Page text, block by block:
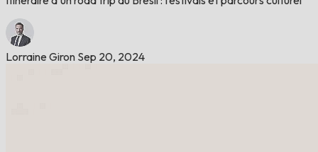
Lorraine Giron Sep 20, 2024